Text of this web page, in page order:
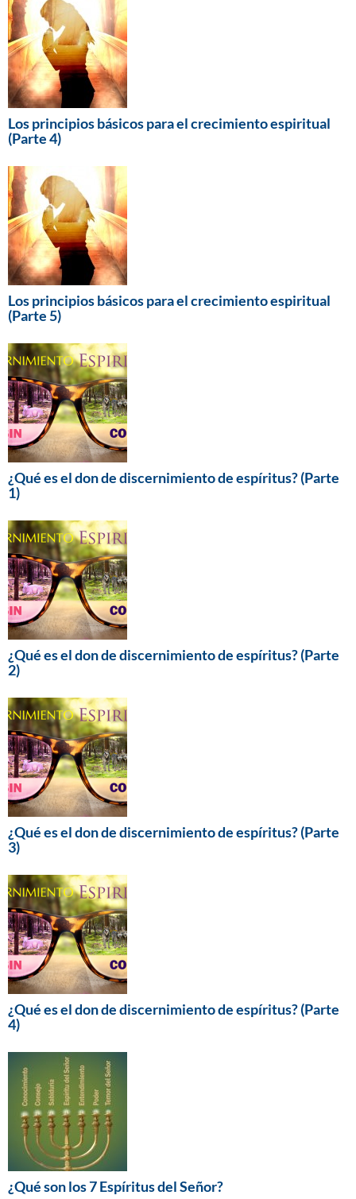
Los principios básicos para el crecimiento espiritual
(Parte 4)
Los principios básicos para el crecimiento espiritual
(Parte 5)
¿Qué es el don de discernimiento de espíritus? (Parte
1)
¿Qué es el don de discernimiento de espíritus? (Parte
2)
¿Qué es el don de discernimiento de espíritus? (Parte
3)
¿Qué es el don de discernimiento de espíritus? (Parte
4)
¿Qué son los 7 Espíritus del Señor?